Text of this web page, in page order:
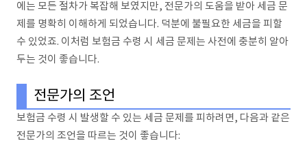
에는 모든 절차가 복잡해 보였지만, 전문가의 도움을 받아 세금 문
제를 명확히 이해하게 되었습니다. 덕분에 불필요한 세금을 피할
수 있었죠. 이처럼 보험금 수령 시 세금 문제는 사전에 충분히 알아
두는 것이 좋습니다.
전문가의 조언
보험금 수령 시 발생할 수 있는 세금 문제를 피하려면, 다음과 같은
전문가의 조언을 따르는 것이 좋습니다: